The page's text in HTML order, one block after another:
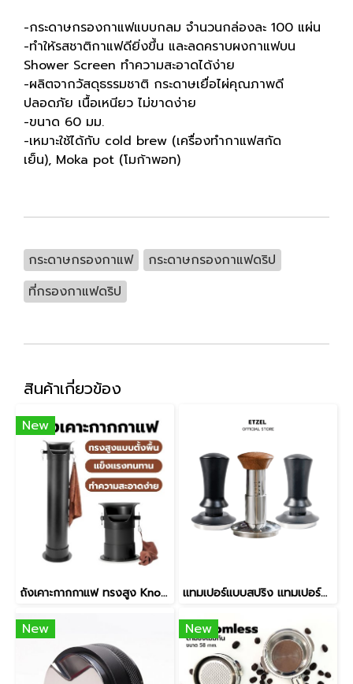
-กระดาษกรองกาแฟแบบกลม จำนวนกล่องละ 100 แผ่น
-ทำให้รสชาติกาแฟดียิ่งขึ้น และลดคราบผงกาแฟบน
Shower Screen ทำความสะอาดได้ง่าย
-ผลิตจากวัสดุธรรมชาติ กระดาษเยื่อไผ่คุณภาพดี
ปลอดภัย เนื้อเหนียว ไม่ขาดง่าย
-ขนาด 60 มม.
-เหมาะใช้ได้กับ cold brew (เครื่องทำกาแฟสกัด
เย็น), Moka pot (โมก้าพอท)
กระดาษกรองกาแฟ
กระดาษกรองกาแฟดริป
ที่กรองกาแฟดริป
สินค้าเกี่ยวข้อง
New
ถังเคาะกากกาแฟ ทรงสูง Knock Box แบบตั้งพื้น พร้อมผ้าทำความสะอาด มีให้เลือก 2 ขนาด เเทมเปอร์แบบสปริง แทมเปอร์อัตโนมัติ ที่กดกาแฟ Tamper Spring ขนาด 58mm
New New